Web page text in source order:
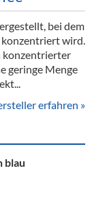
bei dem
wird.
konzentrierter
geringe Menge
erfahren »
blau